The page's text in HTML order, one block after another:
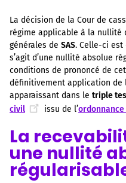
La décision de la Cour de
régime applicable à la nullité
générales de SAS. Celle-ci est
s’agit d’une nullité absolue
conditions de prononcé de
définitivement application de
apparaissant dans le triple
civil
issu de l’ordonnance
La
une nullité